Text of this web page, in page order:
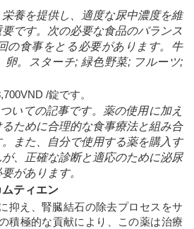
養を提供し、適度な尿中濃度を維
です。次の必要な食品のバランス
の食事をとる必要があります。牛
卵。スターチ; 緑色野菜; フルーツ;
/錠です。
いての記事です。薬の使用に加え
ために合理的な食事療法と組み合
また、自分で使用する薬を購入す
、正確な診断と適応のために泌尿
があります。
ティエン
抑え、腎臓結石の除去プロセスをサ
積極的な貢献により、この薬は治療